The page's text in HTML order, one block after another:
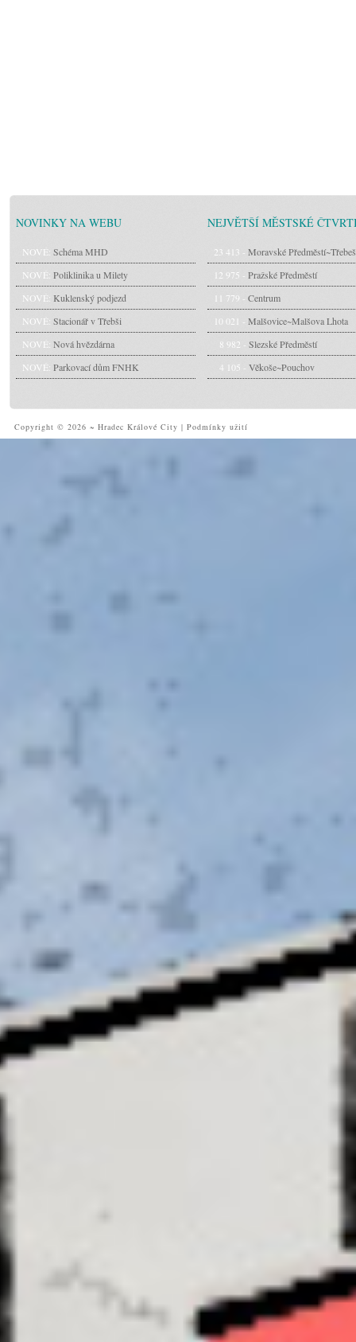
NOVINKY NA WEBU
NOVÉ: Schéma MHD
NOVÉ: Poliklinika u Milety
NOVÉ: Kuklenský podjezd
NOVÉ: Stacionář v Třebši
NOVÉ: Nová hvězdárna
NOVÉ: Parkovací dům FNHK
NEJVĚTŠÍ MĚSTSKÉ
23 413 - Moravské Předměstí~Třebeš
12 975 - Pražské Předměstí
11 779 - Centrum
10 021 - Malšovice~Malšova Lhota
8 982 - Slezské Předměstí
4 105 - Věkoše~Pouchov
Copyright © 2026 ~ Hradec Králové City | Podmínky užití